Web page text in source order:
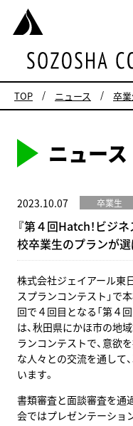
TOP ニュース 卒
ニュース
2023.10.07 卒業生
『第４回Hatch！ビジ
校卒業生のプランが
株式会社ジェイアール東
スプランコンテスト」で
回で４回目となる「第４
は、秋田県にかほ市の地
ランコンテストで、意欲
な人々との交流を通して
います。
書類審査と面談審査を通
会ではプレゼンテーショ